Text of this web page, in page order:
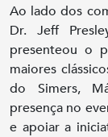
Ao lado dos
Dr. Jeff
presenteou o
maiores
do Simers,
presença no
e apoiar a